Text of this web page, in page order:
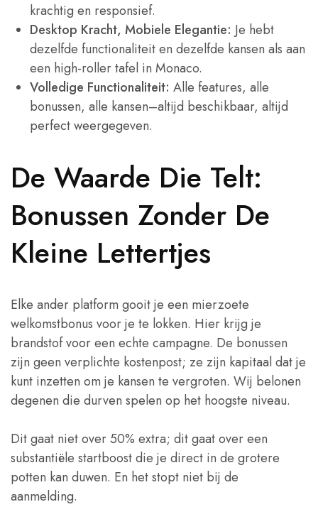
krachtig en responsief.
Desktop Kracht, Mobiele Elegantie: Je hebt
dezelfde functionaliteit en dezelfde kansen als aan
een high-roller tafel in Monaco.
Volledige Functionaliteit: Alle features, alle
bonussen, alle kansen–altijd beschikbaar, altijd
perfect weergegeven.
De Waarde Die Telt:
Bonussen Zonder De
Kleine Lettertjes
Elke ander platform gooit je een mierzoete
welkomstbonus voor je te lokken. Hier krijg je
brandstof voor een echte campagne. De bonussen
zijn geen verplichte kostenpost; ze zijn kapitaal dat je
kunt inzetten om je kansen te vergroten. Wij belonen
degenen die durven spelen op het hoogste niveau.
Dit gaat niet over 50% extra; dit gaat over een
substantiële startboost die je direct in de grotere
potten kan duwen. En het stopt niet bij de
aanmelding.